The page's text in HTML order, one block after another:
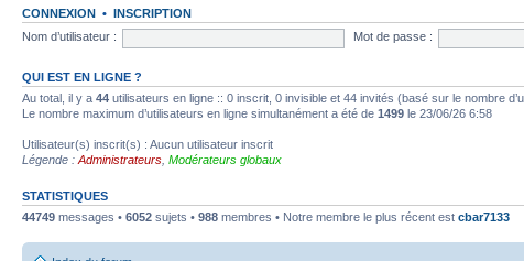
CONNEXION • INSCRIPTION
Nom d’utilisateur :
Mot de passe :
QUI EST EN LIGNE ?
Au total, il y a 44 utilisateurs en ligne :: 0 inscrit, 0 invisible et 44 invités (basé sur le nombre
Le nombre maximum d’utilisateurs en ligne simultanément a été de 1499 le 23/06/26 6:58
Utilisateur(s) inscrit(s) : Aucun utilisateur inscrit
Légende : Administrateurs Modérateurs globaux
STATISTIQUES
44749 messages • 6052 sujets • 988 membres • Notre membre le plus récent est cbar7133